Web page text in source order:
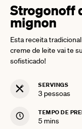
Strogonoff
mignon
Esta receita
creme de leite vai te
sofisticado!
SERVINGS
3 pessoas
TEMPO DE
5minutes
mins